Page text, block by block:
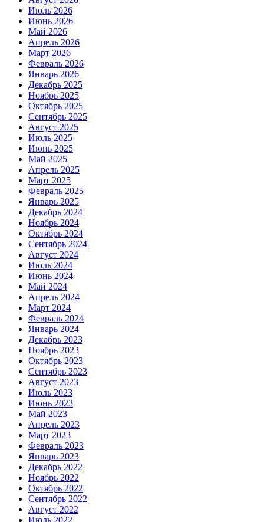
Июль 2026
Июнь 2026
Май 2026
Апрель 2026
Март 2026
Февраль 2026
Январь 2026
Декабрь 2025
Ноябрь 2025
Октябрь 2025
Сентябрь 2025
Август 2025
Июль 2025
Июнь 2025
Май 2025
Апрель 2025
Март 2025
Февраль 2025
Январь 2025
Декабрь 2024
Ноябрь 2024
Октябрь 2024
Сентябрь 2024
Август 2024
Июль 2024
Июнь 2024
Май 2024
Апрель 2024
Март 2024
Февраль 2024
Январь 2024
Декабрь 2023
Ноябрь 2023
Октябрь 2023
Сентябрь 2023
Август 2023
Июль 2023
Июнь 2023
Май 2023
Апрель 2023
Март 2023
Февраль 2023
Январь 2023
Декабрь 2022
Ноябрь 2022
Октябрь 2022
Сентябрь 2022
Август 2022
Июль 2022